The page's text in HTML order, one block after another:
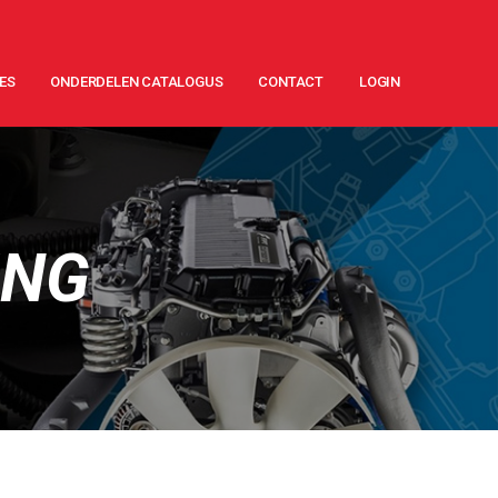
ONDERDELEN CATALOGUS CONTACT LOGIN